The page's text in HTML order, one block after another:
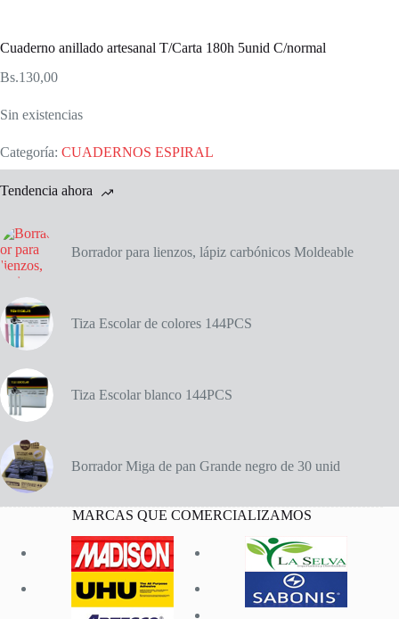
Cuaderno anillado artesanal T/Carta 180h 5unid C/normal
Bs.130,00
Sin existencias
Categoría: CUADERNOS ESPIRAL
Tendencia ahora
Borrador para lienzos, lápiz carbónicos Moldeable
Tiza Escolar de colores 144PCS
Tiza Escolar blanco 144PCS
Borrador Miga de pan Grande negro de 30 unid
MARCAS QUE COMERCIALIZAMOS